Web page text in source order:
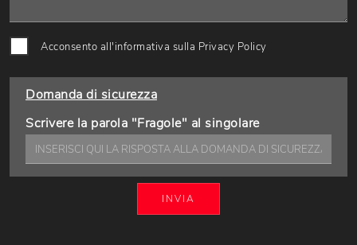
Acconsento all'informativa sulla Privacy Policy
Domanda di sicurezza
Scrivere la parola "Fragole" al singolare
INVIA